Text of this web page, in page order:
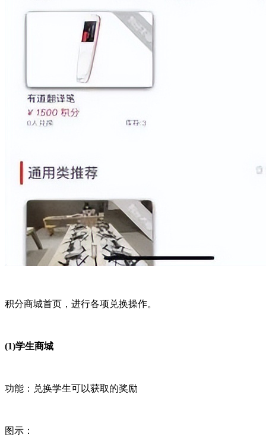
积分商城首页，进行各项兑换操作。
(1)学生商城
功能：兑换学生可以获取的奖励
图示：